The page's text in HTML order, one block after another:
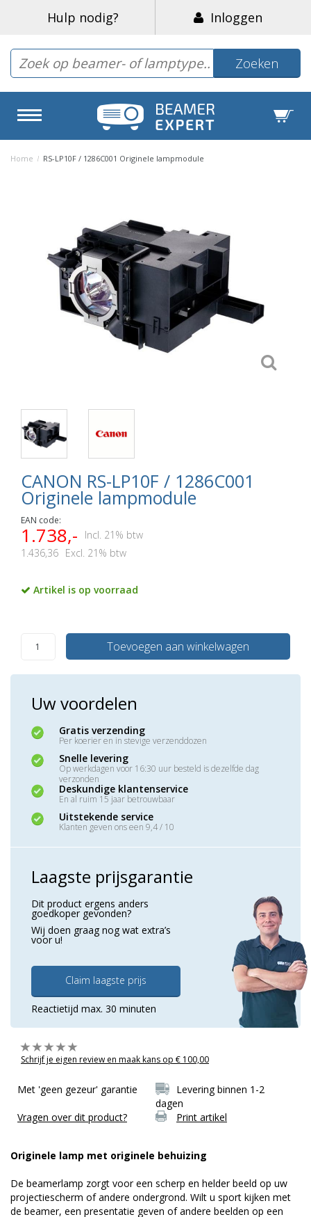
Hulp nodig? Inloggen
Zoeken
Home / RS-LP10F / 1286C001 Originele lampmodule
CANON RS-LP10F / 1286C001
Originele lampmodule
EAN code:
1.738,-
Incl. 21% btw
1.436,36 Excl. 21% btw
Artikel is op voorraad
Toevoegen aan winkelwagen
Uw voordelen
Gratis verzending
Per koerier en in stevige verzenddozen
Snelle levering
Op werkdagen voor 16:30 uur besteld is dezelfde dag
verzonden
Deskundige klantenservice
En al ruim 15 jaar betrouwbaar
Uitstekende service
Klanten geven ons een 9,4 / 10
Laagste prijsgarantie
Dit product ergens anders
goedkoper gevonden?
Wij doen graag nog wat extra’s
voor u!
Claim laagste prijs
Reactietijd max. 30 minuten
Schrijf je eigen review en maak kans op € 100,00
Met 'geen gezeur' garantie
Levering binnen 1-2
dagen
Vragen over dit product?
Print artikel
Originele lamp met originele behuizing
De beamerlamp zorgt voor een scherp en helder beeld op uw
projectiescherm of andere ondergrond. Wilt u sport kijken met
de beamer, een presentatie geven of andere beelden op een